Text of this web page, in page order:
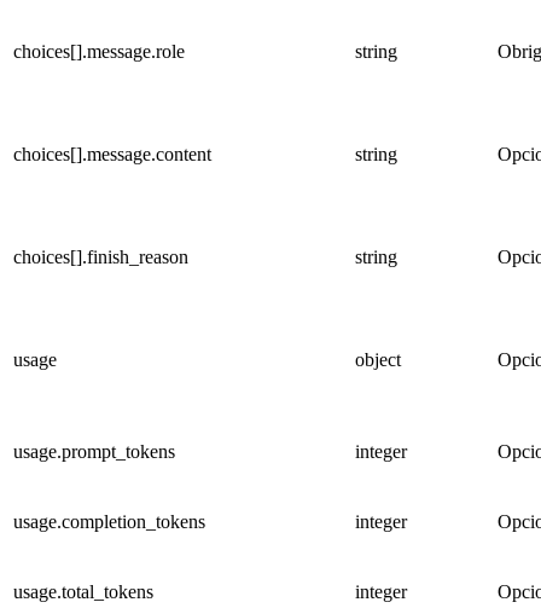
choices[].message.role string
choices[].message.content string
choices[].finish_reason string
usage object
usage.prompt_tokens integer
usage.completion_tokens integer
usage.total_tokens integer